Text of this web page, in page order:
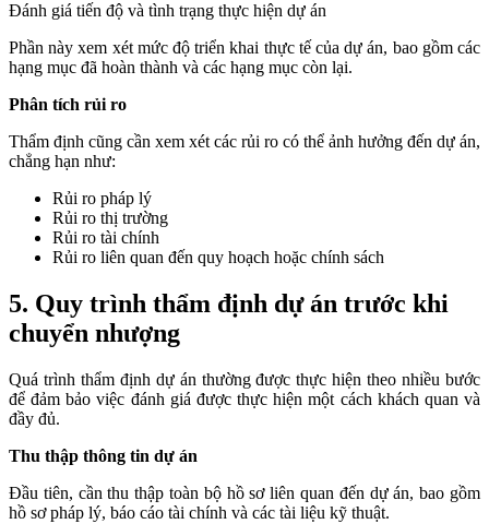
Đánh giá tiến độ và tình trạng thực hiện dự án
Phần này xem xét mức độ triển khai thực tế của dự án, bao gồm các
hạng mục đã hoàn thành và các hạng mục còn lại.
Phân tích rủi ro
Thẩm định cũng cần xem xét các rủi ro có thể ảnh hưởng đến dự án,
chẳng hạn như:
Rủi ro pháp lý
Rủi ro thị trường
Rủi ro tài chính
Rủi ro liên quan đến quy hoạch hoặc chính sách
5. Quy trình thẩm định dự án trước khi
chuyển nhượng
Quá trình thẩm định dự án thường được thực hiện theo nhiều bước
để đảm bảo việc đánh giá được thực hiện một cách khách quan và
đầy đủ.
Thu thập thông tin dự án
Đầu tiên, cần thu thập toàn bộ hồ sơ liên quan đến dự án, bao gồm
hồ sơ pháp lý, báo cáo tài chính và các tài liệu kỹ thuật.